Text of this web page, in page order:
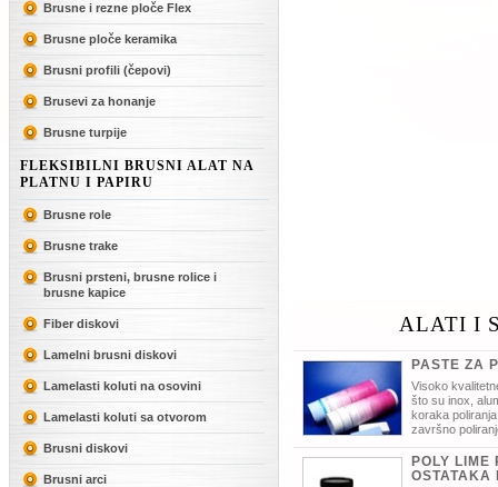
Brusne i rezne ploče Flex
Brusne ploče keramika
Brusni profili (čepovi)
Brusevi za honanje
Brusne turpije
FLEKSIBILNI BRUSNI ALAT NA
PLATNU I PAPIRU
Brusne role
Brusne trake
Brusni prsteni, brusne rolice i
brusne kapice
Fiber diskovi
Lamelni brusni diskovi
Lamelasti koluti na osovini
Lamelasti koluti sa otvorom
Brusni diskovi
Brusni arci
ALATI I
PASTE ZA
Visoko
što su inox,
koraka
završno
POLY
OSTATAKA